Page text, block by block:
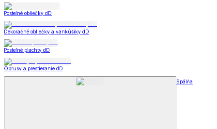
Posteľné obliečky dD
Dekoračné obliečky a vankúšiky dD
Posteľné plachty dD
Obrusy a prestieranie dD
Spálňa